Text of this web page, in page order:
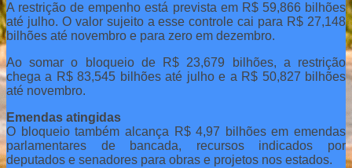
A restrição de empenho está prevista em R$ 59,866 bilhões
até julho. O valor sujeito a esse controle cai para R$ 27,148
bilhões até novembro e para zero em dezembro.
Ao somar o bloqueio de R$ 23,679 bilhões, a restrição
chega a R$ 83,545 bilhões até julho e a R$ 50,827 bilhões
até novembro.
Emendas atingidas
O bloqueio também alcança R$ 4,97 bilhões em emendas
parlamentares de bancada, recursos indicados por
deputados e senadores para obras e projetos nos estados.